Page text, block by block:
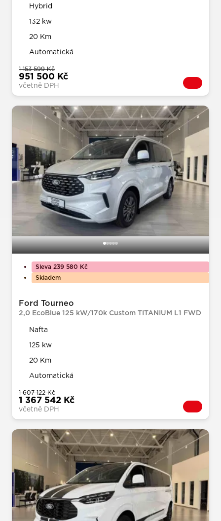
Hybrid
132 kw
20 Km
Automatická
1 153 599 Kč
951 500 Kč
včetně DPH
Sleva 239 580 Kč
Skladem
Ford Tourneo
2,0 EcoBlue 125 kW/170k Custom TITANIUM L1 FWD
Nafta
125 kw
20 Km
Automatická
1 607 122 Kč
1 367 542 Kč
včetně DPH